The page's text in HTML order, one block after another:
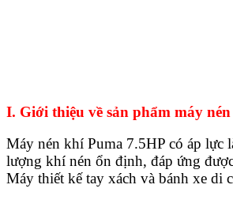
I. Giới thiệu về sản phẩm máy
Máy nén khí Puma 7.5HP có áp lực
lượng khí nén ổn định, đáp ứng
Máy thiết kế tay xách và bánh xe di